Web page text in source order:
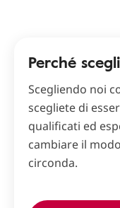
Perché
Scegliendo noi
scegliete di
qualificati ed
cambiare il
circonda.